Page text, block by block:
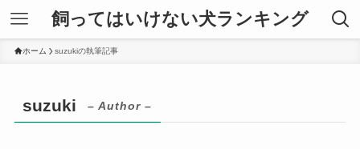
飼ってはいけない犬ランキング
ホーム suzukiの執筆記事
suzuki – Author –